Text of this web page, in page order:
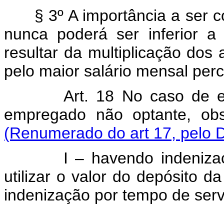
§ 3º A importância a ser
nunca poderá ser inferior
resultar da multiplicação dos
pelo maior salário mensal
Art. 18 No caso de
empregado não optante,
(Renumerado do art 17, pelo
I – havendo
utilizar o valor do depósito
indenização por tempo de